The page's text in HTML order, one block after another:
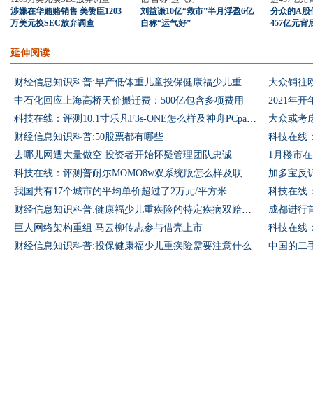
涉嫌在华贿赂销售 美赞臣1203
万美元换SEC放弃调查
刘益谦10亿“救市”半月浮盈6亿
自称“运气好”
分众的A股
457亿元背
延伸阅读
财经信息知识科普:早产低体重儿童投保健康福少儿重疾险有什么条件限制
大众销往
中石化回应上海高桥天价搬迁费：500亿包含多项费用
2021年开
科技在线：评测10.1寸乐凡F3s-ONE怎么样及神舟PCpad平板多少钱
大众或考
财经信息知识科普:50股票都有哪些
去哪儿网遭大量做空 投资者开始怀疑管理团队忠诚
1月楼市
科技在线：评测普耐尔MOMO8w双系统版怎么样及联想TAB2A7-30多少钱
加多宝反
我国共有17个城市的平均单价超过了2万元/平方米
财经信息知识科普:健康福少儿重疾险的特定疾病双赔有什么条件限制
成都进行
巨人网络架构重组 马云柳传志参与借壳上市
财经信息知识科普:投保健康福少儿重疾险需要注意什么
中国的二